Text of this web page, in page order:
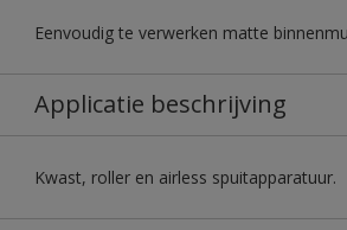
Eenvoudig te verwerken matte
Applicatie beschrijving
Kwast, roller en airless spuitapparatuur.